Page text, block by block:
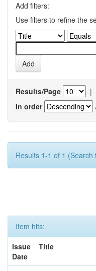
Add filters:
Use filters to refine the
Results/Page |
In order
Results 1-1 of 1
Item hits:
Issue
Date
Title